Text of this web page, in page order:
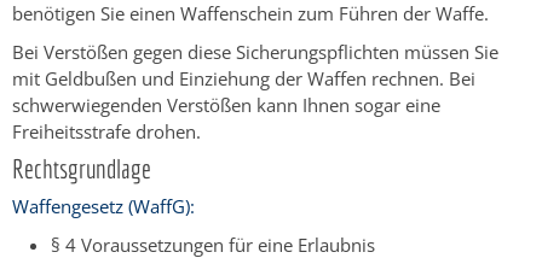
benötigen Sie einen Waffenschein zum Führen der Waffe.
Bei Verstößen gegen diese Sicherungspflichten müssen Sie
mit Geldbußen und Einziehung der Waffen rechnen. Bei
schwerwiegenden Verstößen kann Ihnen sogar eine
Freiheitsstrafe drohen.
Rechtsgrundlage
Waffengesetz (WaffG):
§ 4 Voraussetzungen für eine Erlaubnis